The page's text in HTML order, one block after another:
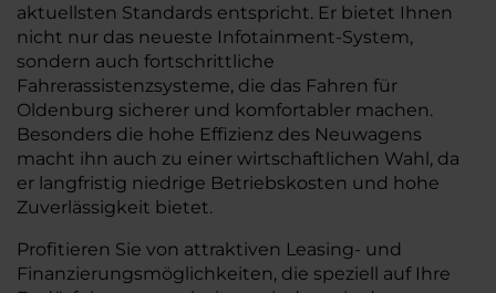
aktuellsten Standards entspricht. Er bietet Ihnen
nicht nur das neueste Infotainment-System,
sondern auch fortschrittliche
Fahrerassistenzsysteme, die das Fahren für
Oldenburg sicherer und komfortabler machen.
Besonders die hohe Effizienz des Neuwagens
macht ihn auch zu einer wirtschaftlichen Wahl, da
er langfristig niedrige Betriebskosten und hohe
Zuverlässigkeit bietet.
Profitieren Sie von attraktiven Leasing- und
Finanzierungsmöglichkeiten, die speziell auf Ihre